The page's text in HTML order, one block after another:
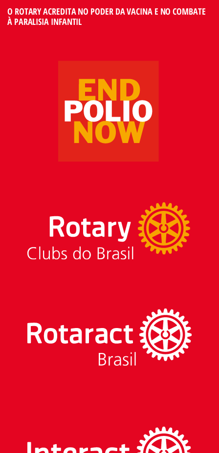
O ROTARY ACREDITA NO PODER DA VACINA E NO COMBATE
À PARALISIA INFANTIL